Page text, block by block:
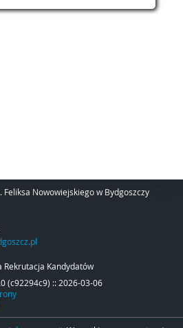
Nowowiejskiego w Bydgoszczy
Rekrutacja Kandydatów
(c92294c9) :: 2026-03-06